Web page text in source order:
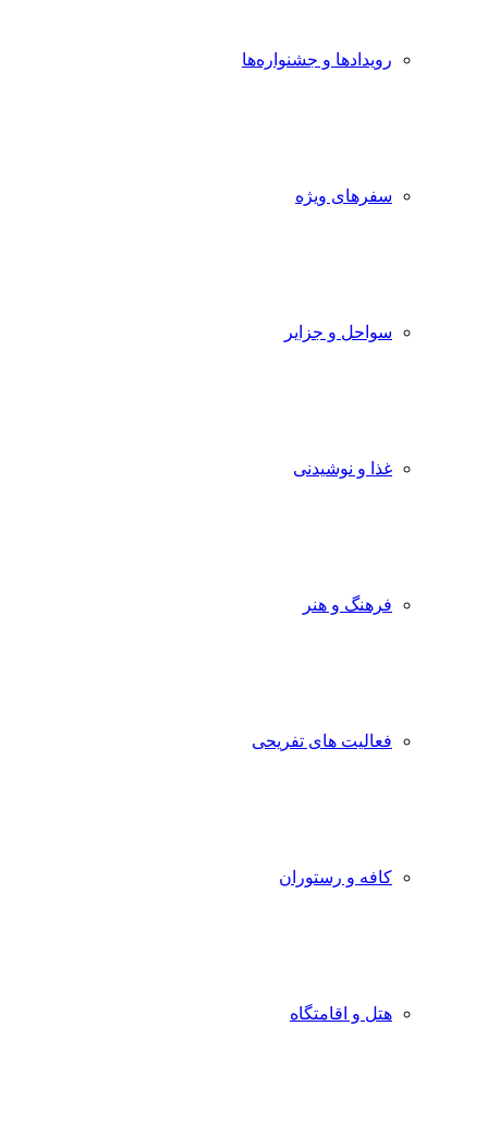
رویدادها و جشنواره‌ها
سفرهای ویژه
سواحل و جزایر
غذا و نوشیدنی
فرهنگ و هنر
فعالیت های تفریحی
کافه و رستوران
هتل و اقامتگاه